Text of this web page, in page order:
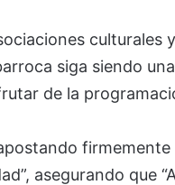
culturales
siga siendo
de la
asegurando que